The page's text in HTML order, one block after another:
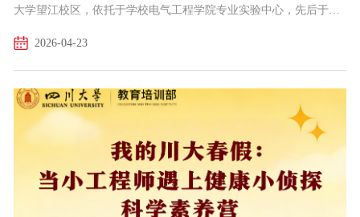
大学望江校区，依托于学校电气工程学院专业实验中心，先后于
国电机工程学会电力科普教育基地，2023年获四川省电机工程学会
要媒体和学校媒体宣传报道。二、项目特色1、基地拥有一流...
2026-04-23